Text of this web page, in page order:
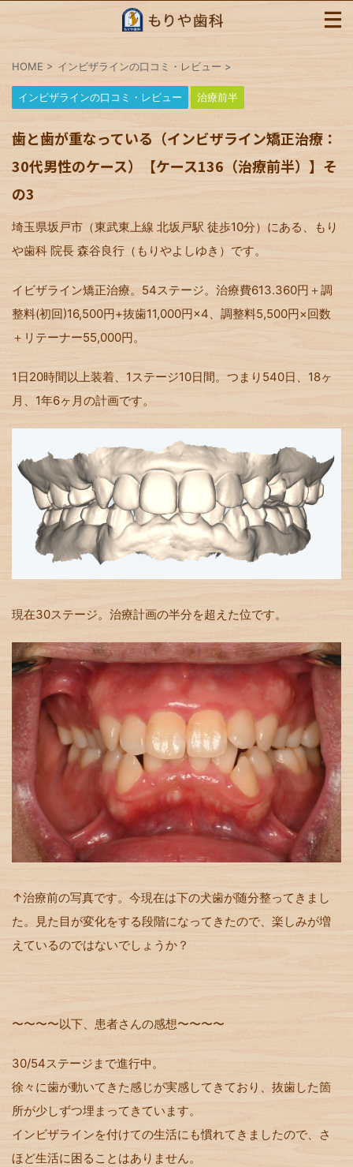
HOME > インビザラインの口コミ・レビュー >
インビザラインの口コミ・レビュー 治療前半
歯と歯が重なっている（インビザライン矯正治療：
30代男性のケース）【ケース136（治療前半）】そ
の3
埼玉県坂戸市（東武東上線 北坂戸駅 徒歩10分）にある、もり
や歯科 院長 森谷良行（もりやよしゆき）です。
イビザライン矯正治療。54ステージ。治療費613.360円＋調
整料(初回)16,500円+抜歯11,000円×4、調整料5,500円×回数
＋リテーナー55,000円。
1日20時間以上装着、1ステージ10日間。つまり540日、18ヶ
月、1年6ヶ月の計画です。
現在30ステージ。治療計画の半分を超えた位です。
↑治療前の写真です。今現在は下の犬歯が随分整ってきまし
た。見た目が変化をする段階になってきたので、楽しみが増
えているのではないでしょうか？
〜〜〜〜以下、患者さんの感想〜〜〜〜
30/54ステージまで進行中。
徐々に歯が動いてきた感じが実感してきており、抜歯した箇
所が少しずつ埋まってきています。
インビザラインを付けての生活にも慣れてきましたので、さ
ほど生活に困ることはありません。